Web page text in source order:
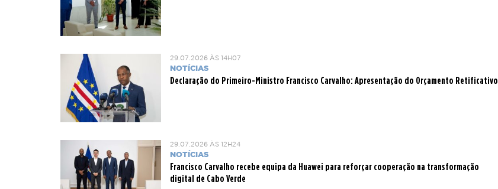
NOTÍCIAS
29.07.2026 ÀS 14H07
Declaração do Primeiro-Ministro Francisco Carvalho: Apresentação do Orçamento Retificativo
NOTÍCIAS
29.07.2026 ÀS 12H24
Francisco Carvalho recebe equipa da Huawei para reforçar cooperação na transformação
digital de Cabo Verde